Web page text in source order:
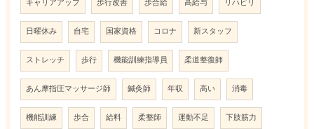
キャリアアップ 歩行改善 歩合給 高給与 リハビリ
日曜休み 自宅 国家資格 コロナ 新スタッフ
ストレッチ 歩行 機能訓練指導員 柔道整復師
あん摩指圧マッサージ師 鍼灸師 年収 高い 消毒
機能訓練 歩合 給料 柔整師 運動不足 下肢筋力